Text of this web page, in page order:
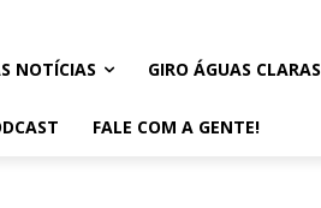
NOTÍCIAS GIRO ÁGUAS CLARAS
FALE COM A GENTE!